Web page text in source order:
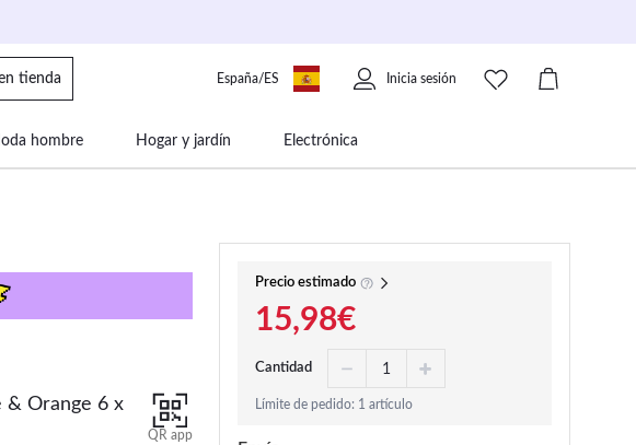
tienda España/ES Inicia sesión
hombre Hogar y jardín Electrónica
& Orange 6 x
QR app
Precio estimado
15,98€
Cantidad
Límite de pedido: 1 artículo